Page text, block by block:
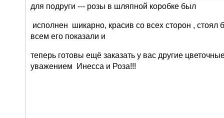
для подруги --- розы в шляпной коробке был
исполнен шикарно, красив со всех сторон ,
всем его показали и
теперь готовы ещё заказать у вас другие
уважением Инесса и Роза!!!